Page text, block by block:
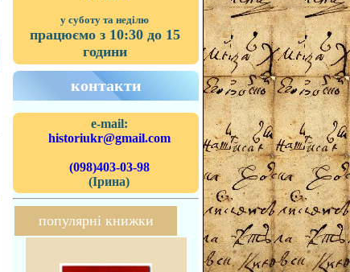
у суботу та неділю
працюємо з 10:30 до 15
години
контакти
e-mail:
historiukr@gmail.com
(098)403-03-98
(Ірина)
популярні книжки